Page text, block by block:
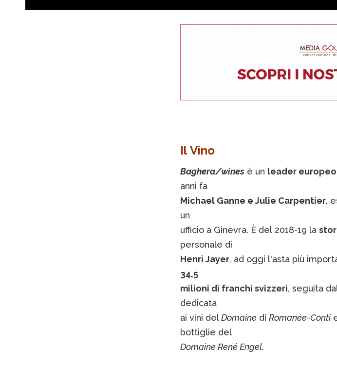
Il Vino
Baghera/winesè un leader
anni fa
Michael Ganne e Julie Carpentier,
un
ufficio a Ginevra. È del 2018-19 la
personale di
Henri Jayer, ad oggi l'asta più
34,5
milioni di franchi svizzeri, seguita
dedicata
ai vini delDomainedi Romanée-Conti
bottiglie del
Domaine René Engel.